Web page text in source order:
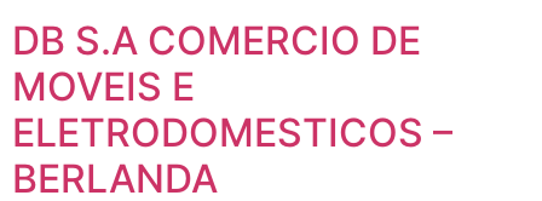
DB S.A COMERCIO DE
MOVEIS E
ELETRODOMESTICOS –
BERLANDA